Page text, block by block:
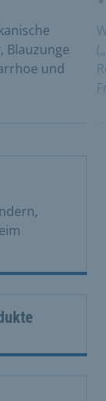
Blauzunge
und